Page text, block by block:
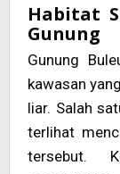
Habitat
Gunung
Gunung
kawasan
liar. Salah
terlihat
tersebut.